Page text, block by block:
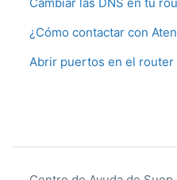
¿Cómo contactar con
Abrir puertos en el router